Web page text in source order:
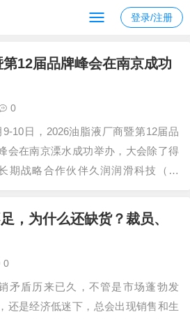
登录/注册
12届品牌峰会在南京成功
0
9-10日，2026油脂液厂商暨第12届品
会在南京溧水成功举办，大会除了得
期战略合作伙伴久润润滑科技（上
鼎力支持外，还获得了30多家规模企
的认可，参会嘉宾300+，组委会还安排
兰素工厂，特种润滑脂企业，占…
，为什么还缺货？裁员、
0
矛盾历来已久，不管是市场蓬勃发
还是经济低迷下，总会出现销售和生